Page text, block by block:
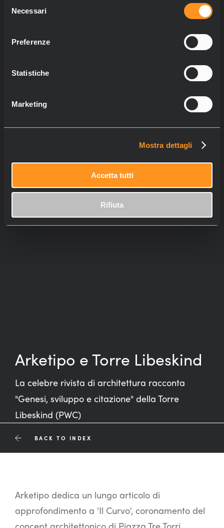
delNecessari
Preferenze
Statistiche
Marketing
Mostra dettagli
Accetta tutti
Rifiuta
Arketipo e Torre Libeskind
La celebre rivista di architettura racconta
"Genesi, sviluppo e citazione" della Torre
Libeskind (PWC)
BACK TO INDEX
Arketipo dedica un lungo articolo di
approfondimento a 'Il Curvo', coronamento del
concept architettonico di Piazza Tre Torri,